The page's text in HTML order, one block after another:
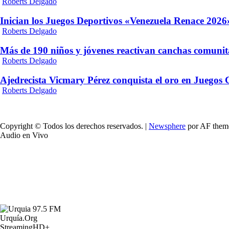
Inician los Juegos Deportivos «Venezuela Renace
Roberts Delgado
Más de 190 niños y jóvenes reactivan canchas
Roberts Delgado
Ajedrecista Vicmary Pérez conquista el oro en Juegos
Roberts Delgado
Copyright © Todos los derechos reservados. | Newsphere por AF
Audio en Vivo
Urquía.Org
StreamingHD+